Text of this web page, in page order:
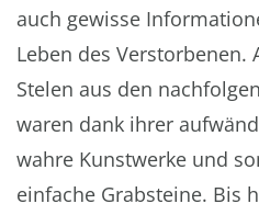
auch gewisse
Leben des Verstorbenen.
Stelen aus den
waren dank ihrer
wahre Kunstwerke und
einfache Grabsteine. Bis